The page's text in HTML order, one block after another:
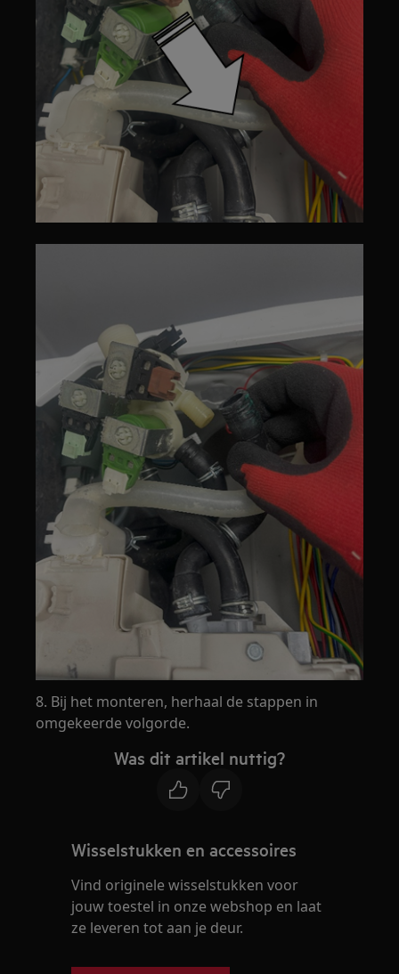
8. Bij het monteren, herhaal de stappen in
omgekeerde volgorde.
Was dit artikel nuttig?
Wisselstukken en accessoires
Vind originele wisselstukken voor
jouw toestel in onze webshop en laat
ze leveren tot aan je deur.